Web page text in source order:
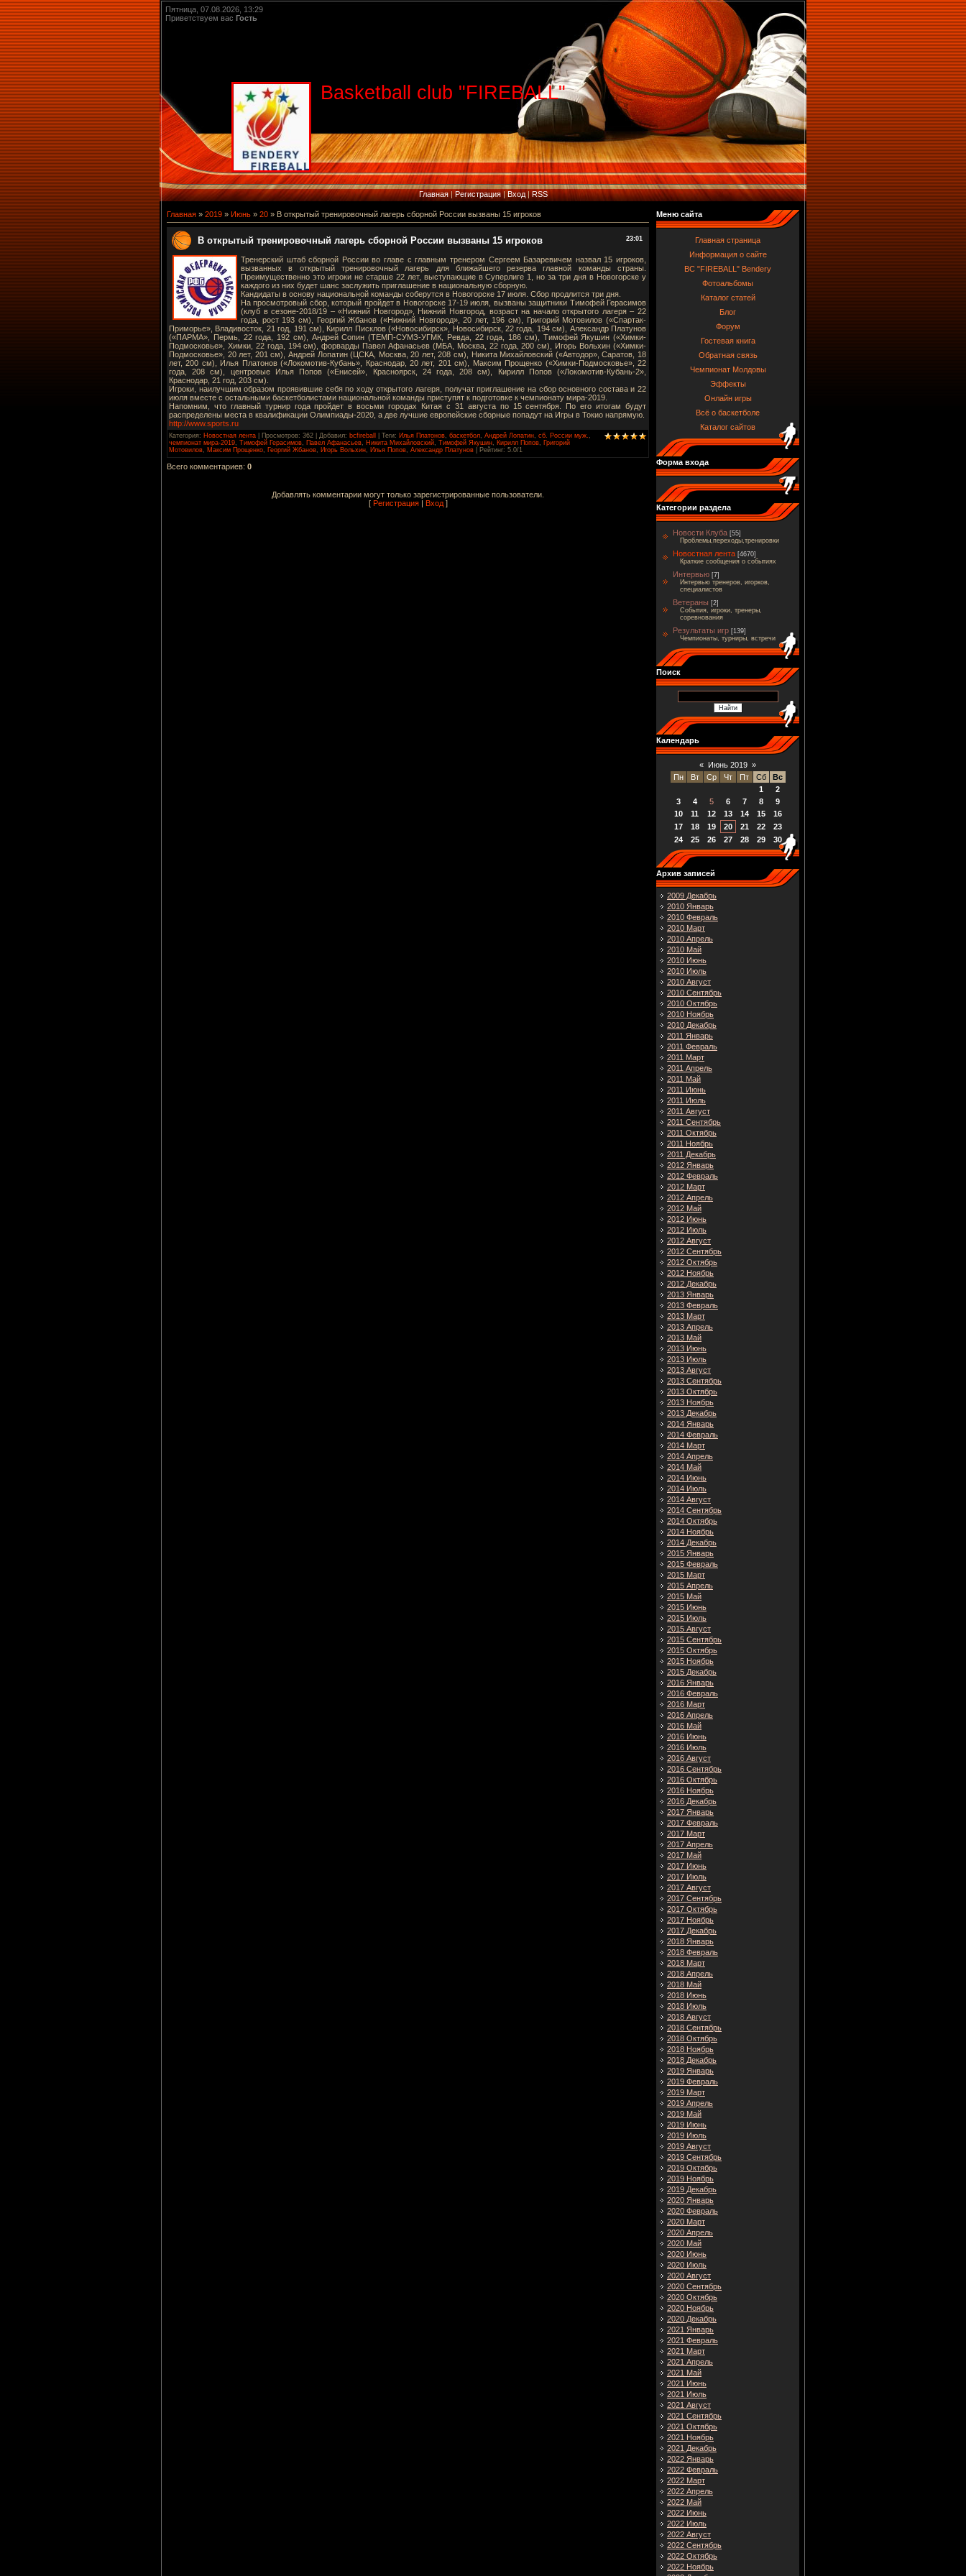
Пятница, 07.08.2026, 13:29
Приветствуем вас Гость
Basketball club "FIREBALL"
Главная|Регистрация|Вход|RSS
Главная » 2019 » Июнь » 20 » В открытый тренировочный лагерь сборной России вызваны 15 игроков
23:01
В открытый тренировочный лагерь сборной России вызваны 15 игроков
Тренерский штаб сборной России во главе с главным тренером Сергеем Базаревичем назвал 15 игроков,
вызванных в открытый тренировочный лагерь для ближайшего резерва главной команды страны.
Преимущественно это игроки не старше 22 лет, выступающие в Суперлиге 1, но за три дня в Новогорске у
каждого из них будет шанс заслужить приглашение в национальную сборную.
Кандидаты в основу национальной команды соберутся в Новогорске 17 июля. Сбор продлится три дня.
На просмотровый сбор, который пройдет в Новогорске 17-19 июля, вызваны защитники Тимофей Герасимов
(клуб в сезоне-2018/19 – «Нижний Новгород», Нижний Новгород, возраст на начало открытого лагеря – 22
года, рост 193 см), Георгий Жбанов («Нижний Новгород», 20 лет, 196 см), Григорий Мотовилов («Спартак-
Приморье», Владивосток, 21 год, 191 см), Кирилл Писклов («Новосибирск», Новосибирск, 22 года, 194 см), Александр Платунов
(«ПАРМА», Пермь, 22 года, 192 см), Андрей Сопин (ТЕМП-СУМЗ-УГМК, Ревда, 22 года, 186 см), Тимофей Якушин («Химки-
Подмосковье», Химки, 22 года, 194 см), форварды Павел Афанасьев (МБА, Москва, 22 года, 200 см), Игорь Вольхин («Химки-
Подмосковье», 20 лет, 201 см), Андрей Лопатин (ЦСКА, Москва, 20 лет, 208 см), Никита Михайловский («Автодор», Саратов, 18
лет, 200 см), Илья Платонов («Локомотив-Кубань», Краснодар, 20 лет, 201 см), Максим Прощенко («Химки-Подмосковье», 22
года, 208 см), центровые Илья Попов («Енисей», Красноярск, 24 года, 208 см), Кирилл Попов («Локомотив-Кубань-2»,
Краснодар, 21 год, 203 см).
Игроки, наилучшим образом проявившие себя по ходу открытого лагеря, получат приглашение на сбор основного состава и 22
июля вместе с остальными баскетболистами национальной команды приступят к подготовке к чемпионату мира-2019.
Напомним, что главный турнир года пройдет в восьми городах Китая с 31 августа по 15 сентября. По его итогам будут
распределены места в квалификации Олимпиады-2020, а две лучшие европейские сборные попадут на Игры в Токио напрямую.
http://www.sports.ru
Категория: Новостная лента Просмотров: 362 | Добавил: bcfireball Теги: Илья Платонов баскетбол Андрей Лопатин сб. России муж.
чемпионат мира-2019 Тимофей Герасимов Павел Афанасьев Никита Михайловский Тимофей Якушин Кирилл Попов
Григорий
Мотовилов
Максим Прощенко Георгий Жбанов Игорь Вольхин Илья Попов Александр Платунов Рейтинг: 5.0/1
Всего комментариев: 0
Добавлять комментарии могут только зарегистрированные пользователи.
[ Регистрация| Вход]
Меню сайта
Главная страница
Информация о сайте
BC "FIREBALL" Bendery
Фотоальбомы
Каталог статей
Блог
Форум
Гостевая книга
Обратная связь
Чемпионат Молдовы
Эффекты
Онлайн игры
Всё о баскетболе
Каталог сайтов
Форма входа
Категории раздела
Новости Клуба [55]
Проблемы,переходы,тренировки
Новостная лента [4670]
Краткие сообщения о событиях
Интервью [7]
Интервью тренеров, игорков,
специалистов
Ветераны [2]
События, игроки, тренеры,
соревнования
Результаты игр [139]
Чемпионаты, турниры, встречи
Поиск
Календарь
« Июнь 2019 »
Пн
Вт Ср Чт Пт Сб
Вс
1
2
3
4 5 6 7 8
9
10
11 12 13 14 15
16
17
18 19 20 21 22
23
24
25 26 27 28 29 30
Архив записей
2009 Декабрь
2010 Январь
2010 Февраль
2010 Март
2010 Апрель
2010 Май
2010 Июнь
2010 Июль
2010 Август
2010 Сентябрь
2010 Октябрь
2010 Ноябрь
2010 Декабрь
2011 Январь
2011 Февраль
2011 Март
2011 Апрель
2011 Май
2011 Июнь
2011 Июль
2011 Август
2011 Сентябрь
2011 Октябрь
2011 Ноябрь
2011 Декабрь
2012 Январь
2012 Февраль
2012 Март
2012 Апрель
2012 Май
2012 Июнь
2012 Июль
2012 Август
2012 Сентябрь
2012 Октябрь
2012 Ноябрь
2012 Декабрь
2013 Январь
2013 Февраль
2013 Март
2013 Апрель
2013 Май
2013 Июнь
2013 Июль
2013 Август
2013 Сентябрь
2013 Октябрь
2013 Ноябрь
2013 Декабрь
2014 Январь
2014 Февраль
2014 Март
2014 Апрель
2014 Май
2014 Июнь
2014 Июль
2014 Август
2014 Сентябрь
2014 Октябрь
2014 Ноябрь
2014 Декабрь
2015 Январь
2015 Февраль
2015 Март
2015 Апрель
2015 Май
2015 Июнь
2015 Июль
2015 Август
2015 Сентябрь
2015 Октябрь
2015 Ноябрь
2015 Декабрь
2016 Январь
2016 Февраль
2016 Март
2016 Апрель
2016 Май
2016 Июнь
2016 Июль
2016 Август
2016 Сентябрь
2016 Октябрь
2016 Ноябрь
2016 Декабрь
2017 Январь
2017 Февраль
2017 Март
2017 Апрель
2017 Май
2017 Июнь
2017 Июль
2017 Август
2017 Сентябрь
2017 Октябрь
2017 Ноябрь
2017 Декабрь
2018 Январь
2018 Февраль
2018 Март
2018 Апрель
2018 Май
2018 Июнь
2018 Июль
2018 Август
2018 Сентябрь
2018 Октябрь
2018 Ноябрь
2018 Декабрь
2019 Январь
2019 Февраль
2019 Март
2019 Апрель
2019 Май
2019 Июнь
2019 Июль
2019 Август
2019 Сентябрь
2019 Октябрь
2019 Ноябрь
2019 Декабрь
2020 Январь
2020 Февраль
2020 Март
2020 Апрель
2020 Май
2020 Июнь
2020 Июль
2020 Август
2020 Сентябрь
2020 Октябрь
2020 Ноябрь
2020 Декабрь
2021 Январь
2021 Февраль
2021 Март
2021 Апрель
2021 Май
2021 Июнь
2021 Июль
2021 Август
2021 Сентябрь
2021 Октябрь
2021 Ноябрь
2021 Декабрь
2022 Январь
2022 Февраль
2022 Март
2022 Апрель
2022 Май
2022 Июнь
2022 Июль
2022 Август
2022 Сентябрь
2022 Октябрь
2022 Ноябрь